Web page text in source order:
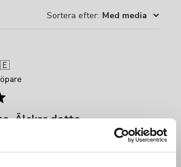
Sortera efter: Med media
Älskar detta
detta set. Har flera färger.